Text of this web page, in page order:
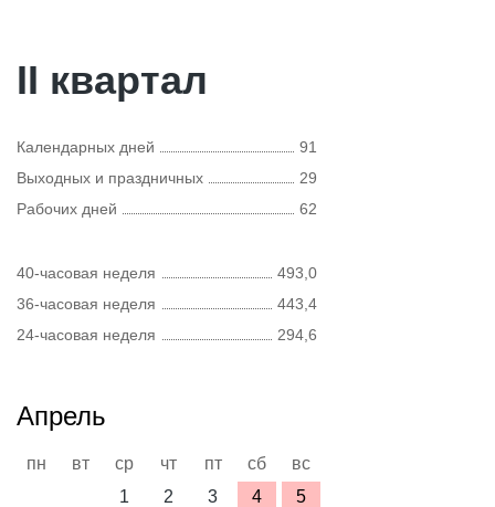
II квартал
Календарных дней
91
Выходных и праздничных
29
Рабочих дней
62
40-часовая неделя
493,0
36-часовая неделя
443,4
24-часовая неделя
294,6
Апрель
пн вт ср чт пт сб
вс
1
2 3 4
5